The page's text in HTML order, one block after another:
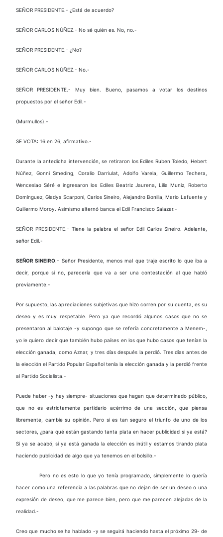
SEÑOR PRESIDENTE.- ¿Está de acuerdo?
SEÑOR CARLOS NÚÑEZ.- No sé quién es. No, no.-
SEÑOR PRESIDENTE.- ¿No?
SEÑOR CARLOS NÚÑEZ.- No.-
SEÑOR PRESIDENTE.- Muy bien. Bueno, pasamos a votar los destinos
propuestos por el señor Edil.-
(Murmullos).-
SE VOTA: 16 en 26, afirmativo.-
Durante la antedicha intervención, se retiraron los Ediles Ruben Toledo, Hebert
Núñez, Gonni Smeding, Coralio Darriulat, Adolfo Varela, Guillermo Techera,
Wenceslao Séré e ingresaron los Ediles Beatriz Jaurena, Lilia Muniz, Roberto
Domínguez, Gladys Scarponi, Carlos Sineiro, Alejandro Bonilla, Mario Lafuente y
Guillermo Moroy. Asimismo alternó banca el Edil Francisco Salazar.-
SEÑOR PRESIDENTE.- Tiene la palabra el señor Edil Carlos Sineiro. Adelante,
señor Edil.-
SEÑOR SINEIRO.- Señor Presidente, menos mal que traje escrito lo que iba a
decir, porque si no, parecería que va a ser una contestación al que habló
previamente.-
Por supuesto, las apreciaciones subjetivas que hizo corren por su cuenta, es su
deseo y es muy respetable. Pero ya que recordó algunos casos que no se
presentaron al balotaje -y supongo que se refería concretamente a Menem-,
yo le quiero decir que también hubo países en los que hubo casos que tenían la
elección ganada, como Aznar, y tres días después la perdió. Tres días antes de
la elección el Partido Popular Español tenía la elección ganada y la perdió frente
al Partido Socialista.-
Puede haber -y hay siempre- situaciones que hagan que determinado público,
que no es estrictamente partidario acérrimo de una sección, que piensa
libremente, cambie su opinión. Pero si es tan seguro el triunfo de uno de los
sectores, ¿para qué están gastando tanta plata en hacer publicidad si ya está?
Si ya se acabó, si ya está ganada la elección es inútil y estamos tirando plata
haciendo publicidad de algo que ya tenemos en el bolsillo.-
Pero no es esto lo que yo tenía programado, simplemente lo quería
hacer como una referencia a las palabras que no dejan de ser un deseo o una
expresión de deseo, que me parece bien, pero que me parecen alejadas de la
realidad.-
Creo que mucho se ha hablado -y se seguirá haciendo hasta el próximo 29- de